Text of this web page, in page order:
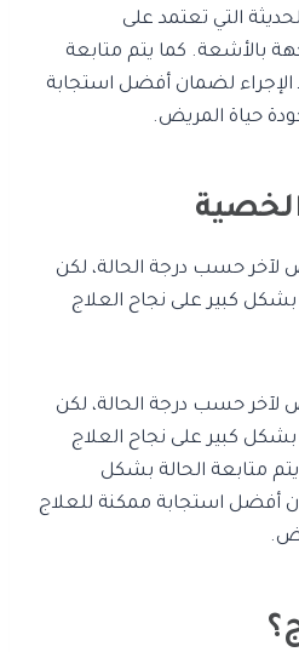
التي تعتمد على
بالأشعة. كما يتم متابعة
لضمان أفضل استجابة
حياة المريض.
حسب درجة الحالة، لكن
كبير على نجاح العلاج
حسب درجة الحالة، لكن
كبير على نجاح العلاج
متابعة الحالة بشكل
أفضل استجابة ممكنة للعلاج